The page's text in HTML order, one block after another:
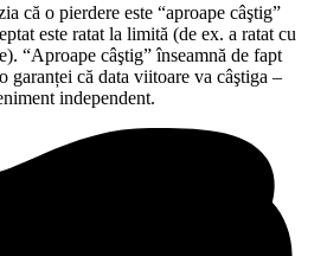
că o pierdere este “aproape câştig”
este ratat la limită (de ex. a ratat cu
“Aproape câştig” înseamnă de fapt
garanței că data viitoare va câştiga –
independent.